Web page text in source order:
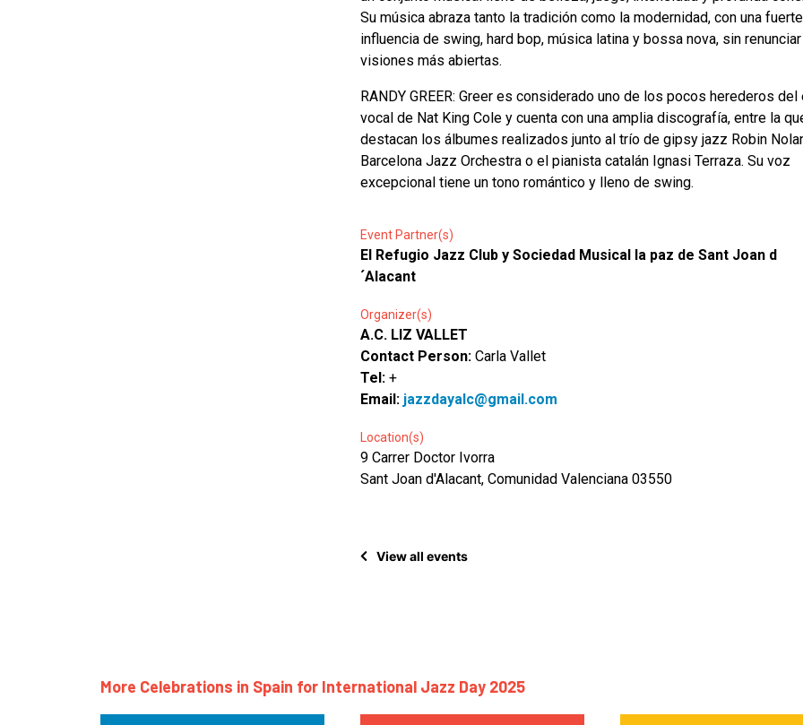
Su música abraza tanto la tradición como la modernidad, con una fuerte
influencia de swing, hard bop, música latina y bossa nova, sin
visiones más abiertas.
RANDY GREER: Greer es considerado uno de los pocos herederos
vocal de Nat King Cole y cuenta con una amplia discografía, entre la
destacan los álbumes realizados junto al trío de gipsy jazz Robin
Barcelona Jazz Orchestra o el pianista catalán Ignasi Terraza. Su voz
excepcional tiene un tono romántico y lleno de swing.
Event Partner(s)
El Refugio Jazz Club y Sociedad Musical la paz de Sant Joan d
´Alacant
Organizer(s)
A.C. LIZ VALLET
Contact Person: Carla Vallet
Tel: +
Email: jazzdayalc@gmail.com
Location(s)
9 Carrer Doctor Ivorra
Sant Joan d'Alacant, Comunidad Valenciana 03550
View all events
More Celebrations in Spain for International Jazz Day 2025